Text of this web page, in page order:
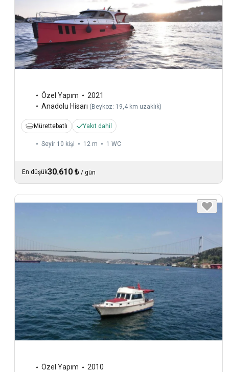
Özel Yapım
2021
Anadolu Hisarı (Beykoz: 19,4 km uzaklık)
Mürettebatlı Yakıt dahil
Seyir 10 kişi 12 m 1 WC
En düşük30.610 ₺ / gün
Özel Yapım
2010